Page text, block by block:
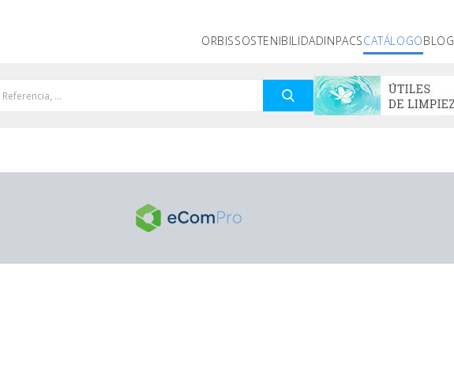
ORBISSOSTENIBILIDADINPACSCATÁLOGOBLOG